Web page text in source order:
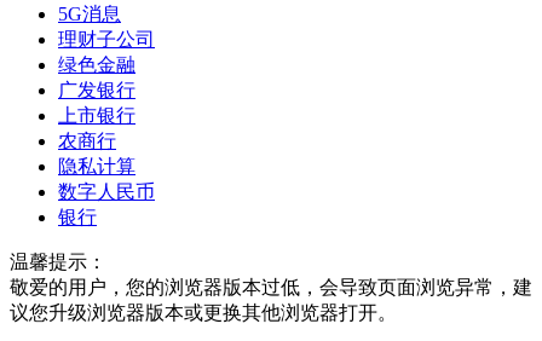
5G消息
理财子公司
绿色金融
广发银行
上市银行
农商行
隐私计算
数字人民币
银行
温馨提示：
敬爱的用户，您的浏览器版本过低，会导致页面浏览异常，建
议您升级浏览器版本或更换其他浏览器打开。